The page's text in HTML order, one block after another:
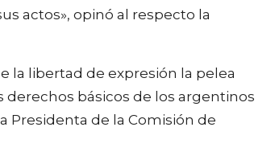
actos», opinó al respecto la
la libertad de expresión la pelea
básicos de los argentinos
Presidenta de la Comisión de